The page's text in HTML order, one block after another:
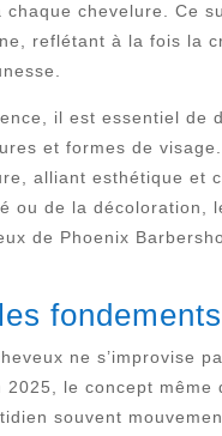
chevelure. Ce
reflétant à la fois la
il est essentiel de
et formes de
alliant esthétique et
ou de la décoloration,
de Phoenix
ne s’improvise
2025, le concept
souvent